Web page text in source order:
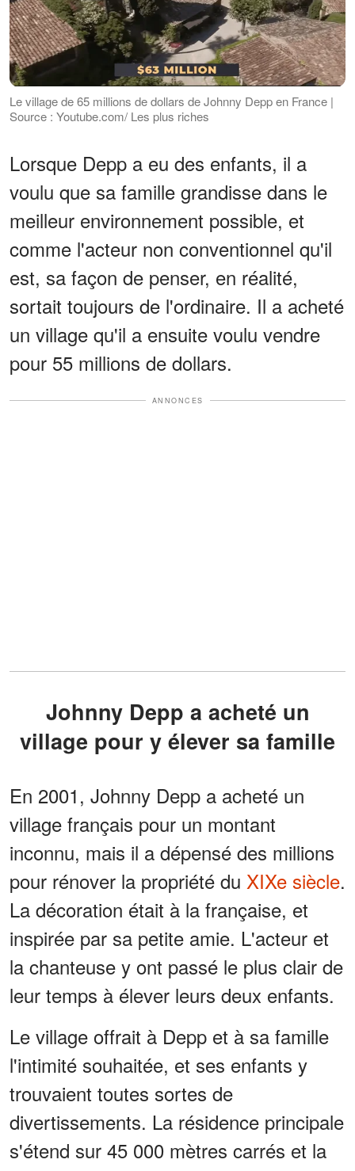
Le village de 65 millions de dollars de Johnny Depp en France |
Source : Youtube.com/ Les plus riches
Lorsque Depp a eu des enfants, il a
voulu que sa famille grandisse dans le
meilleur environnement possible, et
comme l'acteur non conventionnel qu'il
est, sa façon de penser, en réalité,
sortait toujours de l'ordinaire. Il a acheté
un village qu'il a ensuite voulu vendre
pour 55 millions de dollars.
ANNONCES
Johnny Depp a acheté un
village pour y élever sa famille
En 2001, Johnny Depp a acheté un
village français pour un montant
inconnu, mais il a dépensé des millions
pour rénover la propriété du XIXe siècle.
La décoration était à la française, et
inspirée par sa petite amie. L'acteur et
la chanteuse y ont passé le plus clair de
leur temps à élever leurs deux enfants.
Le village offrait à Depp et à sa famille
l'intimité souhaitée, et ses enfants y
trouvaient toutes sortes de
divertissements. La résidence principale
s'étend sur 45 000 mètres carrés et la